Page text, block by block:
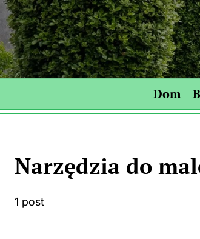
Skip
to
content
Dom
Narzędzia do
1 post